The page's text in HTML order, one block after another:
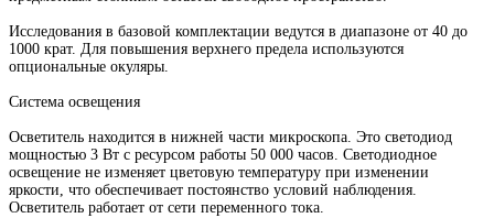
Исследования в базовой комплектации ведутся в диапазоне от 40 до
1000 крат. Для повышения верхнего предела используются
опциональные окуляры.
Система освещения
Осветитель находится в нижней части микроскопа. Это светодиод
мощностью 3 Вт с ресурсом работы 50 000 часов. Светодиодное
освещение не изменяет цветовую температуру при изменении
яркости, что обеспечивает постоянство условий наблюдения.
Осветитель работает от сети переменного тока.